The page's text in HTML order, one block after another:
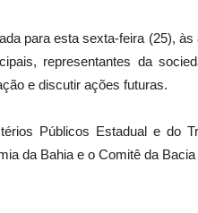
para esta sexta-feira (25),
representantes da
e discutir ações futuras.
Públicos Estadual e do
da Bahia e o Comitê da